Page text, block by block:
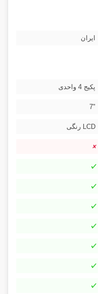
ایران
پکیج 4 واحدی
"7
LCD رنگی